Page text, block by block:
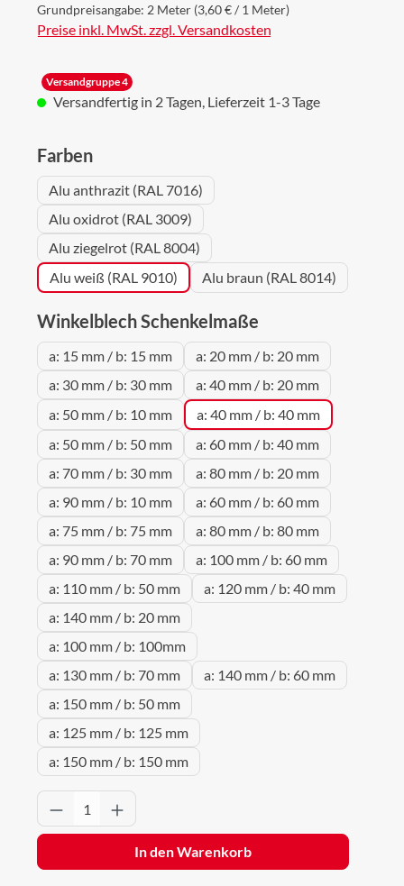
Grundpreisangabe: 2 Meter (3,60 € / 1 Meter)
Preise inkl. MwSt. zzgl. Versandkosten
Versandgruppe 4
Versandfertig in 2 Tagen, Lieferzeit 1-3 Tage
Farbenauswählen
Alu anthrazit (RAL 7016)
Alu oxidrot (RAL 3009)
Alu ziegelrot (RAL 8004)
Alu weiß (RAL 9010)
Alu braun (RAL 8014)
Winkelblech Schenkelmaße
a: 15 mm / b: 15 mm
a: 20 mm / b: 20 mm
a: 30 mm / b: 30 mm
a: 40 mm / b: 20 mm
a: 50 mm / b: 10 mm
a: 40 mm / b: 40 mm
a: 50 mm / b: 50 mm
a: 60 mm / b: 40 mm
a: 70 mm / b: 30 mm
a: 80 mm / b: 20 mm
a: 90 mm / b: 10 mm
a: 60 mm / b: 60 mm
a: 75 mm / b: 75 mm
a: 80 mm / b: 80 mm
a: 90 mm / b: 70 mm
a: 100 mm / b: 60 mm
a: 110 mm / b: 50 mm
a: 120 mm / b: 40 mm
a: 140 mm / b: 20 mm
a: 100 mm / b: 100mm
a: 130 mm / b: 70 mm
a: 140 mm / b: 60 mm
a: 150 mm / b: 50 mm
a: 125 mm / b: 125 mm
a: 150 mm / b: 150 mm
Produkt Anzahl: Gib den gewünschten
In den Warenkorb